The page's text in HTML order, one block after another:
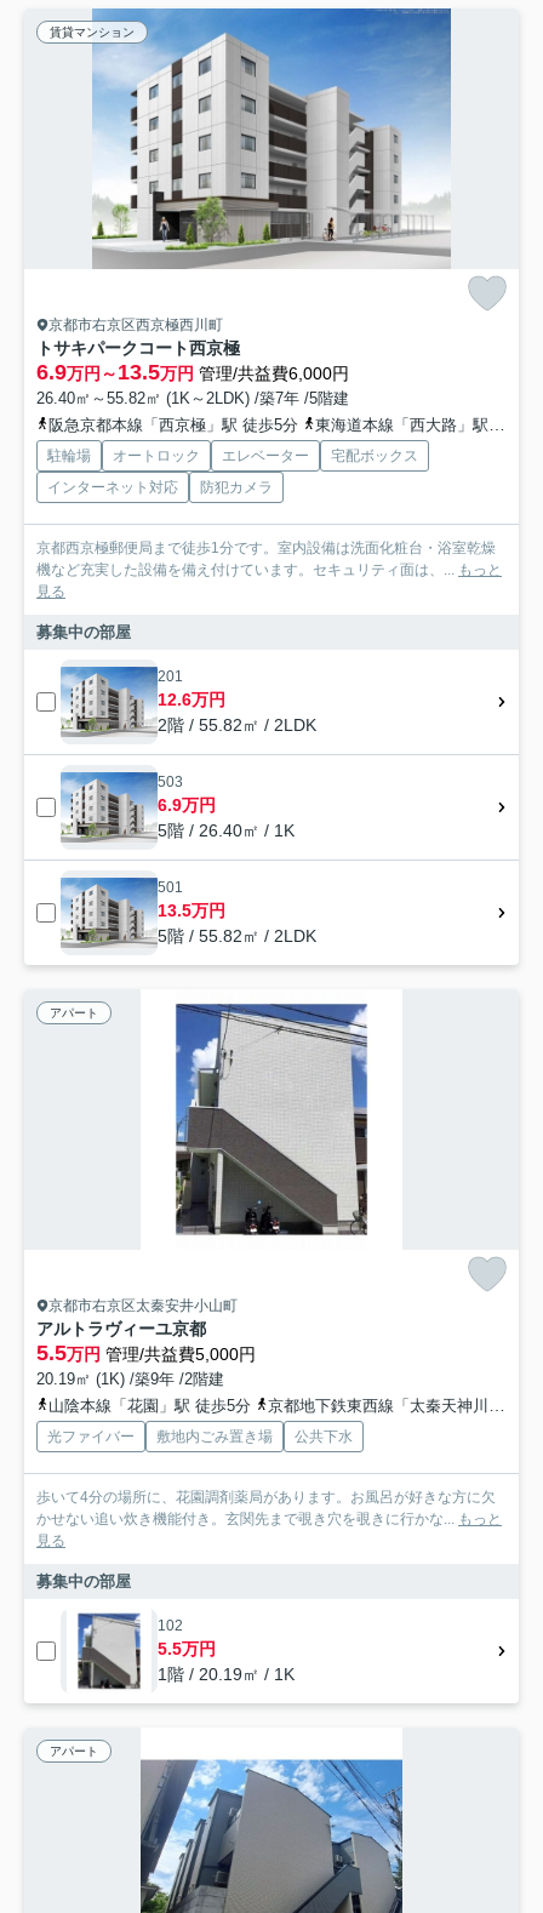
賃貸マンション
京都市右京区西京極西川町
トサキパークコート西京極
6.9万円～13.5万円 管理/共益費6,000円
26.40㎡～55.82㎡ (1K～2LDK) /築7年 /5階建
阪急京都本線「西京極」駅 徒歩5分
東海道本線「西大路」駅 徒歩29分
駐輪場 オートロック エレベーター
宅配ボックス
インターネット対応
防犯カメラ
京都西京極郵便局まで徒歩1分です。室内設備は洗面化粧台・浴室乾燥
機など充実した設備を備え付けています。セキュリティ面は、... もっと
見る
募集中の部屋
201
12.6万円
2階 / 55.82㎡ / 2LDK
503
6.9万円
5階 / 26.40㎡ / 1K
501
13.5万円
5階 / 55.82㎡ / 2LDK
アパート
京都市右京区太秦安井小山町
アルトラヴィーユ京都
5.5万円 管理/共益費5,000円
20.19㎡ (1K) /築9年 /2階建
山陰本線「花園」駅 徒歩5分
京都地下鉄東西線「太秦天神川」駅 徒歩18分
光ファイバー 敷地内ごみ置き場 公共下水
歩いて4分の場所に、花園調剤薬局があります。お風呂が好きな方に欠
かせない追い炊き機能付き。玄関先まで覗き穴を覗きに行かな... もっと
見る
募集中の部屋
102
5.5万円
1階 / 20.19㎡ / 1K
アパート